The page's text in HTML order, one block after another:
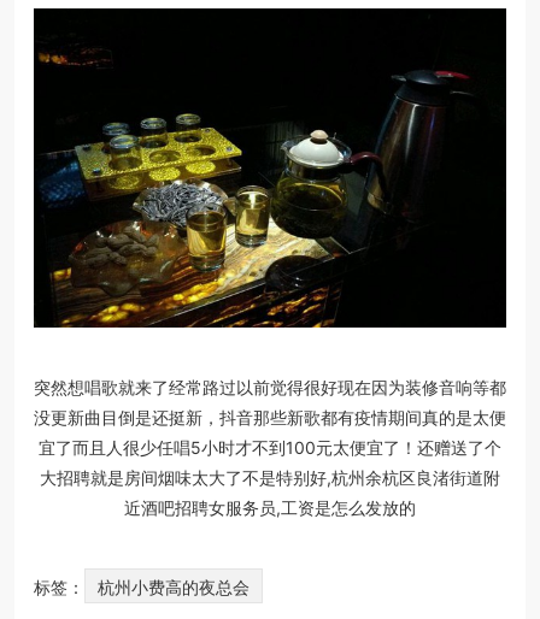
突然想唱歌就来了经常路过以前觉得很好现在因为装修音响等都
没更新曲目倒是还挺新，抖音那些新歌都有疫情期间真的是太便
宜了而且人很少任唱5小时才不到100元太便宜了！还赠送了个
大招聘就是房间烟味太大了不是特别好,杭州余杭区良渚街道附
近酒吧招聘女服务员,工资是怎么发放的
标签： 杭州小费高的夜总会